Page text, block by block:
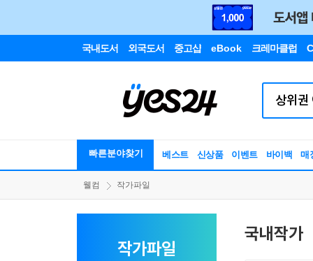
국내도서 외국도서 중고샵 eBook 크레마클럽
빠른분야찾기 베스트 신상품 이벤트 바이백 매
웰컴 작가파일
작가파일
국내작가